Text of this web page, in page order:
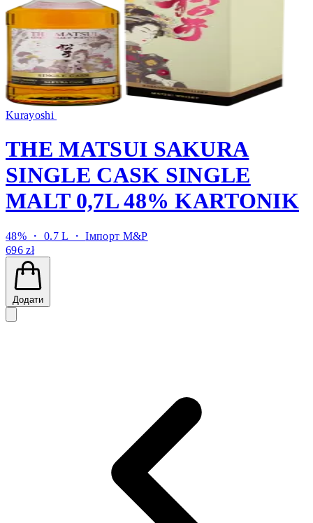
Kurayoshi
THE MATSUI SAKURA
SINGLE CASK SINGLE
MALT 0,7L 48% KARTONIK
48% ・ 0.7 L ・Імпорт M&P
696 zł
Додати